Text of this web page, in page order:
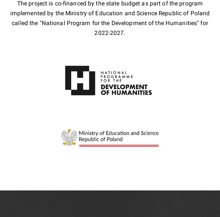
The project is co-financed by the state budget as part of the program
implemented by the Ministry of Education and Science Republic of Poland
called the "National Program for the Development of the Humanities" for
2022-2027.